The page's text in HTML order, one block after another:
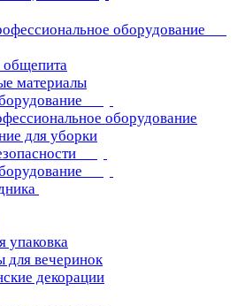
оборудование
общепита
материалы
оборудование
для уборки
упаковка
для вечеринок
декорации